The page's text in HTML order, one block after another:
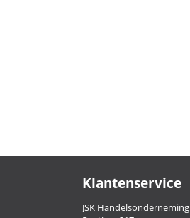
Klantenservice
JSK Handelsonderneming